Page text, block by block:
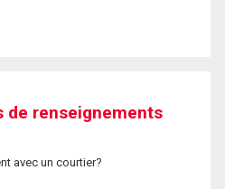
de renseignements
avec un courtier?